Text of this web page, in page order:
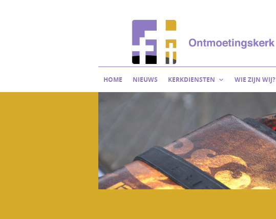
HOME NIEUWS KERKDIENSTEN WIE ZIJN WIJ?